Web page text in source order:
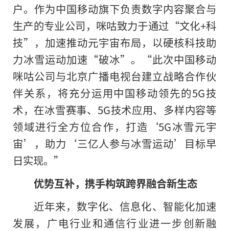
户。作为中国移动旗下负责数字内容聚合与
生产的专业公司，咪咕致力于通过“文化+科
技”，加速推动元宇宙布局，以硬核科技助
力冰雪运动加速“破冰”。“此次中国移动
咪咕公司与北京广播电视台建立战略合作伙
伴关系，将充分运用中国移动领先的5G技
术，在冰雪赛事、5G技术应用、多样内容等
领域进行全方位合作，打造‘5G冰雪元宇
宙’，助力‘三亿人参与冰雪运动’目标早
日实现。”
优势互补，携手构筑跨界融合新生态
近年来，数字化、信息化、智能化加速
发展，广电行业和通信行业进一步创新融